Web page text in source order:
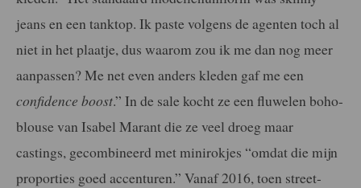
jeans en een tanktop. Ik paste volgens de agenten toch al
niet in het plaatje, dus waarom zou ik me dan nog meer
aanpassen? Me net even anders kleden gaf me een
confidence boost.” In de sale kocht ze een fluwelen boho-
blouse van Isabel Marant die ze veel droeg maar
castings, gecombineerd met minirokjes “omdat die mijn
proporties goed accenturen.” Vanaf 2016, toen street-